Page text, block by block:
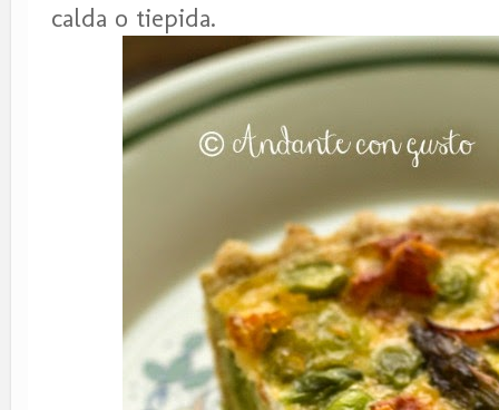
calda o tiepida.